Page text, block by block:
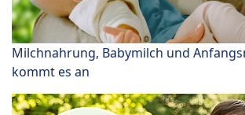
Milchnahrung, Babymilch und
kommt es an